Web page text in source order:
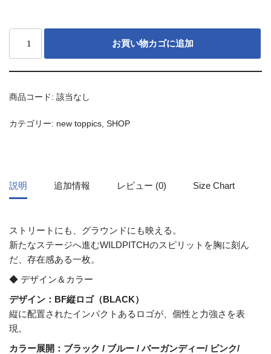
お買い物カゴに追加
商品コード: 該当なし
カテゴリー: new toppics, SHOP
説明 追加情報 レビュー (0) Size Chart
ストリートにも、グラウンドにも映える。
新たなステージへ進むWILDPITCHのスピリットを胸に刻ん
だ、存在感ある一枚。
◆ デザイン＆カラー
デザイン：BF縦ロゴ（BLACK）
縦に配置されたインパクトあるロゴが、個性と力強さを表
現。
カラー展開：ブラック / ブルー / バーガンディー/ ピンク/